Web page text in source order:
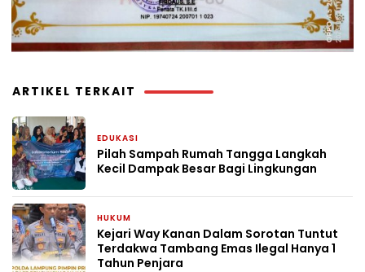
ARTIKEL TERKAIT
EDUKASI
Pilah Sampah Rumah Tangga Langkah
Kecil Dampak Besar Bagi Lingkungan
HUKUM
Kejari Way Kanan Dalam Sorotan Tuntut
Terdakwa Tambang Emas Ilegal Hanya 1
Tahun Penjara